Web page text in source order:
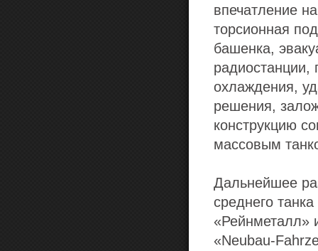
впечатление
торсионная
башенка,
радиостанции,
охлаждения,
решения,
конструкцию
массовым
Дальнейшее
среднего
«Рейнметалл»
«Neubau-